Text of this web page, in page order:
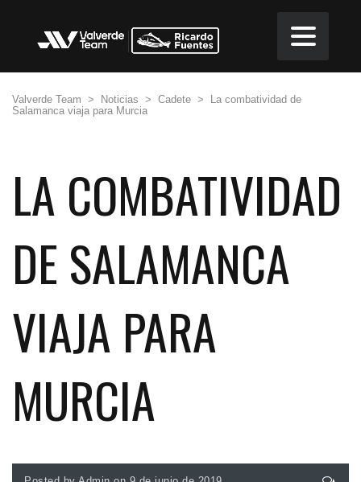
Valverde Team > Noticias > Cadete >
La combatividad de
Salamanca viaja para Murcia
LA COMBATIVIDAD
DE SALAMANCA
VIAJA PARA
MURCIA